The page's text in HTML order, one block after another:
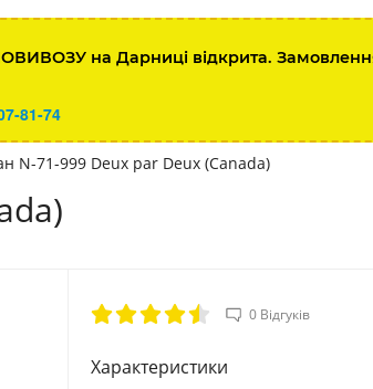
на Дарниці відкрита.
81-74
N-71-999 Deux par Deux (Canada)
0 Відгуків
Характеристики